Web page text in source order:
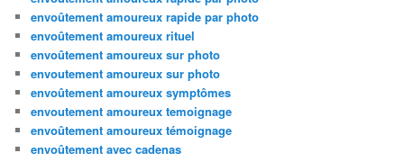
envoûtement amoureux rapide par photo
envoûtement amoureux rituel
envoûtement amoureux sur photo
envoutement amoureux sur photo
envoûtement amoureux symptômes
envoutement amoureux temoignage
envoûtement amoureux témoignage
envoûtement avec cadenas